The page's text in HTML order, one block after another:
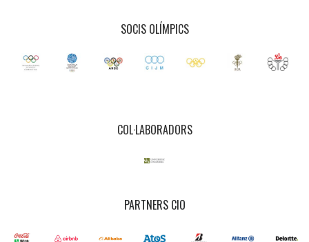
SOCIS OLÍMPICS
COL·LABORADORS
PARTNERS CIO